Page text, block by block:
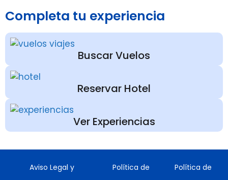
Completa tu experiencia
Buscar Vuelos
Reservar Hotel
Ver Experiencias
Aviso Legal y Política de Política de